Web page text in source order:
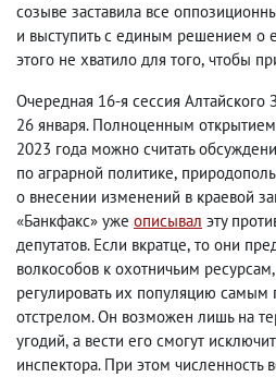
созыве заставила все
и выступить с единым решением о
этого не хватило для того, чтобы
Очередная 16-я сессия Алтайского
26 января. Полноценным
2023 года можно считать
по аграрной политике,
о внесении изменений в краевой
«Банкфакс» уже описывал эту
депутатов. Если вкратце, то они
волкособов к охотничьим ресурсам,
регулировать их популяцию
отстрелом. Он возможен лишь на
угодий, а вести его смогут
инспектора. При этом численность